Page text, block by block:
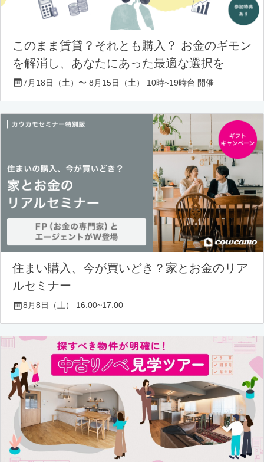
このまま賃貸？それとも購入？ お金のギモン
を解消し、あなたにあった最適な選択を
7月18日（土）〜 8月15日（土） 10時~19時台 開催
住まい購入、今が買いどき？家とお金のリア
ルセミナー
8月8日（土） 16:00~17:00